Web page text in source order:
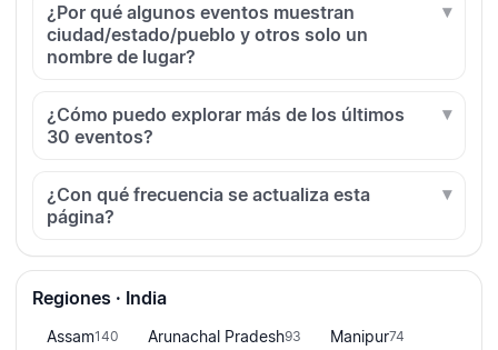
¿Por qué algunos eventos muestran
ciudad/estado/pueblo y otros solo un
nombre de lugar?
¿Cómo puedo explorar más de los últimos
30 eventos?
¿Con qué frecuencia se actualiza esta
página?
Regiones · India
Assam140 Arunachal Pradesh93 Manipur74